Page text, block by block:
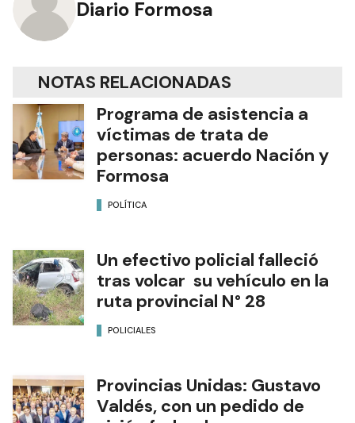
Diario Formosa
NOTAS RELACIONADAS
Programa de asistencia a
víctimas de trata de
personas: acuerdo Nación y
Formosa
POLÍTICA
Un efectivo policial falleció
tras volcar su vehículo en la
ruta provincial N° 28
POLICIALES
Provincias Unidas: Gustavo
Valdés, con un pedido de